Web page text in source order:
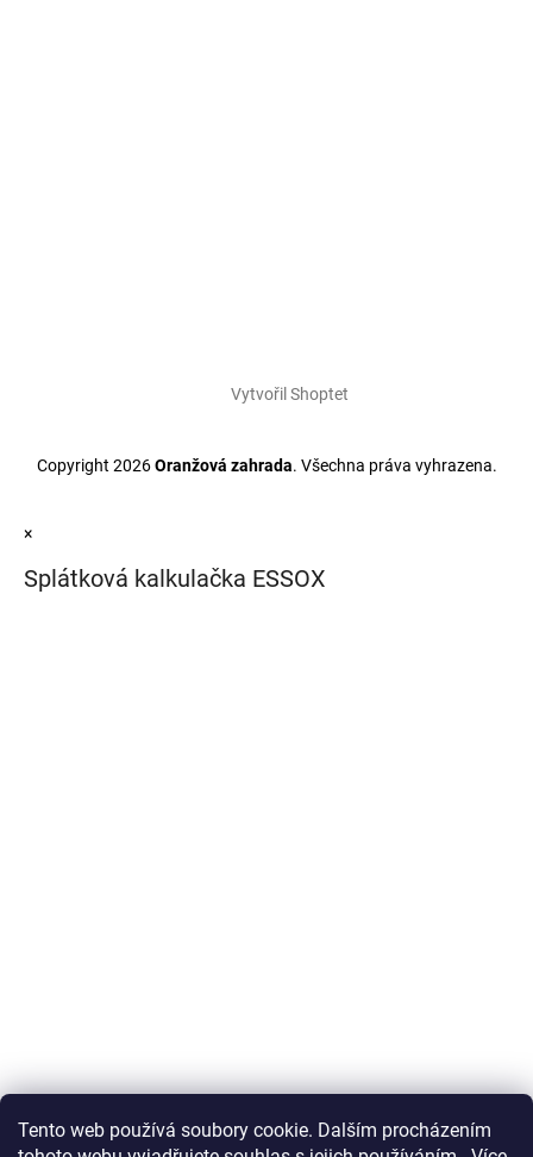
Tento web používá soubory cookie. Dalším procházením
Vytvořil Shoptet
Copyright 2026Oranžová zahrada. Všechna práva vyhrazena.
×
Splátková kalkulačka ESSOX